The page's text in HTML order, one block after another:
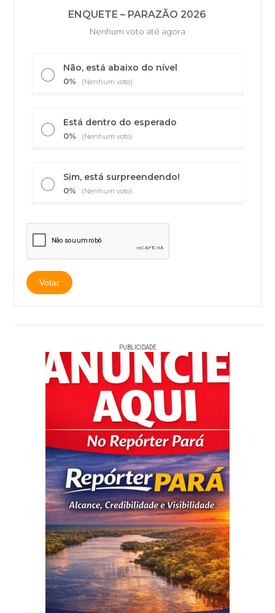
ENQUETE – PARAZÃO 2026
Nenhum voto até agora
Não, está abaixo do nível
0% (Nenhum voto)
Está dentro do esperado
0% (Nenhum voto)
Sim, está surpreendendo!
0% (Nenhum voto)
PUBLICIDADE